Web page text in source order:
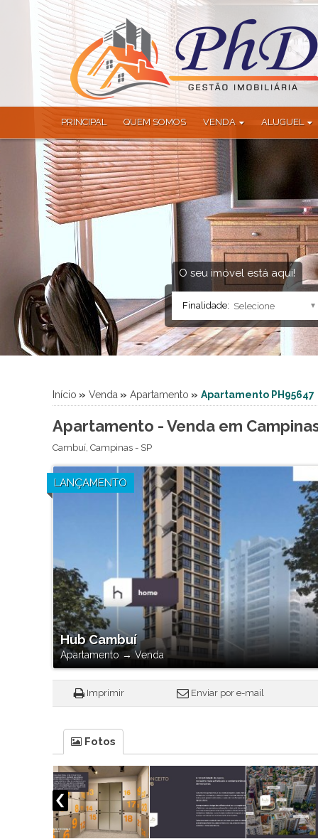
PRINCIPAL QUEM SOMOS VENDA
Apartamento (123)
Apartamento Alto Padrão (6)
Apartamento Duplex (2)
Apartamento Garden (1)
Área (14)
Casa (103)
Casa Alto Padrão (27)
Casa Comercial (3)
Casa em Condomínio (100)
Chácara (22)
Empreendimento -
Galpão (2)
Lote (5)
Salão (1)
Sobrado (1)
Terreno (49)
Terreno em Condomínio
ALUGUEL
Apartamento (1)
Casa (1)
Casa
Casa em
Galpão (1)
Sítio (1)
O seu imóvel está aqui!
Finalidade:
Início » Venda » Apartamento » Apartamento PH95647
Apartamento - Venda em
Cambuí, Campinas- SP
LANÇAMENTO
Hub Cambuí
Apartamento → Venda
Imprimir Enviar por e-mail
Fotos